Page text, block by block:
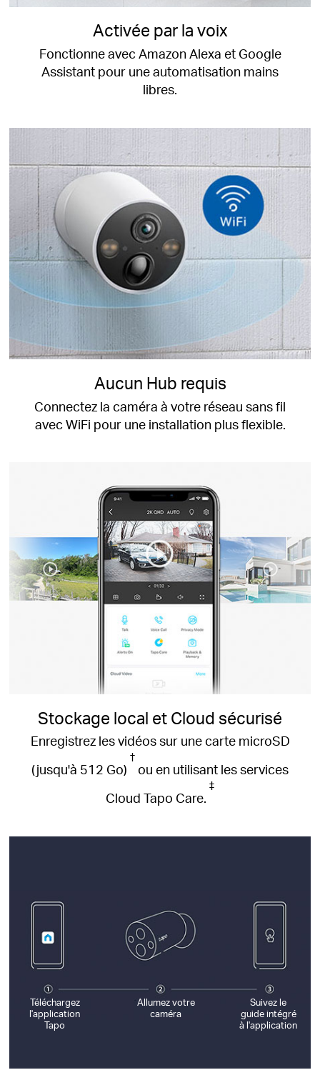
Activée par la voix
Fonctionne avec Amazon Alexa et Google
Assistant pour une automatisation mains
libres.
Aucun Hub requis
Connectez la caméra à votre réseau sans fil
avec WiFi pour une installation plus flexible.
Stockage local et Cloud sécurisé
Enregistrez les vidéos sur une carte microSD
(jusqu'à 512 Go)
†
ou en utilisant les services
Cloud Tapo Care.
‡
Téléchargez
l'application
Tapo
Allumez votre
caméra
Suivez le
guide intégré
à l'application